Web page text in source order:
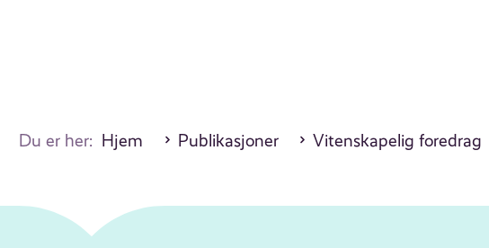
Du er her: Hjem Publikasjoner Vitenskapelig foredrag